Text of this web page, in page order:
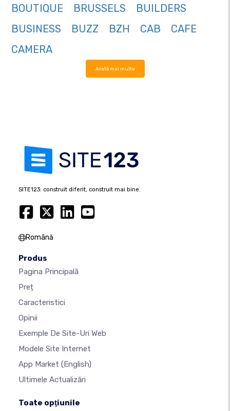
BOUTIQUE
BRUSSELS
BUILDERS
BUSINESS
BUZZ BZH CAB
CAFE
CAMERA
Arată mai multe
SITE123: construit diferit, construit mai bine.
Română
Produs
Pagina Principală
Preț
Caracteristici
Opinii
Exemple De Site-Uri Web
Modele Site Internet
App Market (English)
Ultimele Actualizări
Toate opţiunile